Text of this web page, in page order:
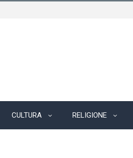
CULTURA RELIGIONE